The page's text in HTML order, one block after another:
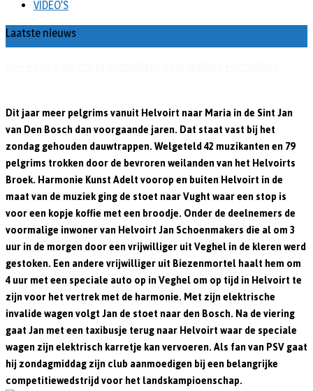
VIDEO’S
Laatste nieuws
Dit jaar meer pelgrims vanuit Helvoirt naar Maria in de Sint Jan
van Den Bosch dan voorgaande jaren. Dat staat vast bij het
zondag gehouden dauwtrappen. Welgeteld 42 muzikanten en 79
pelgrims trokken door de bevroren weilanden van het Helvoirts
Broek. Harmonie Kunst Adelt voorop en buiten Helvoirt in de
maat van de muziek ging de stoet naar Vught waar een stop is
voor een kopje koffie met een broodje. Onder de deelnemers de
voormalige inwoner van Helvoirt Jan Schoenmakers die al om 3
uur in de morgen door een vrijwilliger uit Veghel in de kleren werd
gestoken. Een andere vrijwilliger uit Biezenmortel haalt hem om
4 uur met een speciale auto op in Veghel om op tijd in Helvoirt te
zijn voor het vertrek met de harmonie. Met zijn elektrische
invalide wagen volgt Jan de stoet naar den Bosch. Na de viering
gaat Jan met een taxibusje terug naar Helvoirt waar de speciale
wagen zijn elektrisch karretje kan vervoeren. Als fan van PSV gaat
hij zondagmiddag zijn club aanmoedigen bij een belangrijke
competitiewedstrijd voor het landskampioenschap.